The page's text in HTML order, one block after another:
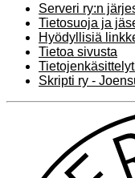
Serveri ry:n
Tietosuoja ja
Hyödyllisiä
Tietoa sivusta
Skripti ry -